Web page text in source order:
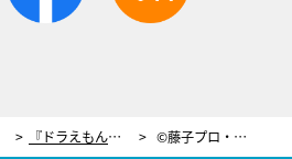
『ドラえもん』最新作の公開直前！『映画ドラえもん のび太の新恐竜』がテレビ初放送 ©藤子プロ・小学館・テレビ朝日・シンエイ・ADK 2020